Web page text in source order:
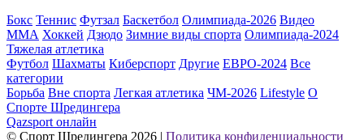
Бокс Теннис Футзал Баскетбол Олимпиада-2026 Видео
ММА Хоккей Дзюдо Зимние виды спорта Олимпиада-2024
Тяжелая атлетика
Футбол Шахматы Киберспорт Другие ЕВРО-2024 Все
категории
Борьба Вне спорта Легкая атлетика ЧМ-2026 Lifestyle О
Спорте Шредингера
Qazsport онлайн
© Cпорт Шредингера 2026 | Политика конфиденциальности